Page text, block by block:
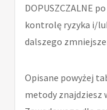
DOPUSZCZALNE
kontrolę ryzyka i/
dalszego
Opisane powyżej
metody znajdziesz